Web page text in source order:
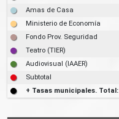
Amas de Casa
Ministerio de Economía
Fondo Prov. Seguridad
Teatro (TIER)
Audiovisual (IAAER)
Subtotal
+ Tasas municipales. Total: